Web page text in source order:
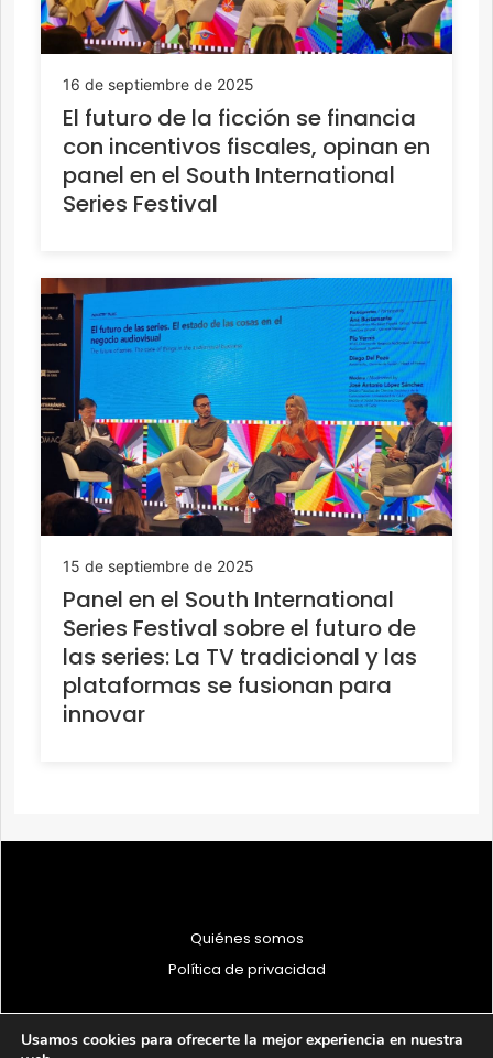
16 de septiembre de 2025
El futuro de la ficción se financia
con incentivos fiscales, opinan en
panel en el South International
Series Festival
15 de septiembre de 2025
Panel en el South International
Series Festival sobre el futuro de
las series: La TV tradicional y las
plataformas se fusionan para
innovar
Quiénes somos
Política de privacidad
Usamos cookies para ofrecerte la mejor experiencia en nuestra